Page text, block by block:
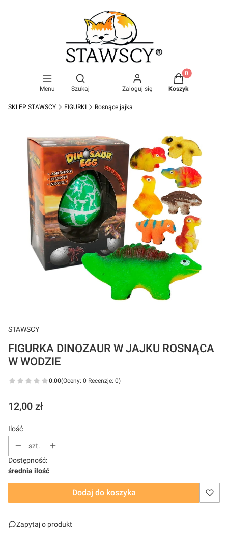
Menu
Otwórz wyszukiwarkę
Szukaj Zaloguj się
Produkty w
Koszyk
SKLEP STAWSCY FIGURKI Rosnące jajka
STAWSCY
FIGURKA DINOZAUR W JAJKU ROSNĄCA
W WODZIE
0.00(Oceny: 0 Recenzje: 0)
Cena
12,00 zł
Ilość
szt.
Dostępność:
średnia ilość
Dodaj do koszyka
Zapytaj o produkt